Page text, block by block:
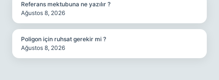
Referans mektubuna ne yazılır ?
Ağustos 8, 2026
Poligon için ruhsat gerekir mi ?
Ağustos 8, 2026